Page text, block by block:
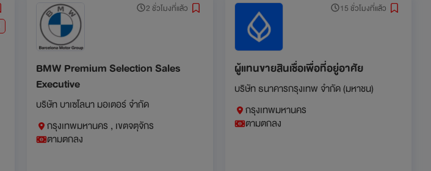
2 ชั่วโมงที่แล้ว
BMW Premium Selection Sales
Executive
บริษัท บาเซโลนา มอเตอร์ จำกัด
กรุงเทพมหานคร , เขตจตุจักร
ตามตกลง
15 ชั่วโมงที่แล้ว
ผู้แทนขายสินเชื่อเพื่อที่อยู่อาศัย
บริษัท ธนาคารกรุงเทพ จำกัด (มหาชน)
กรุงเทพมหานคร
ตามตกลง